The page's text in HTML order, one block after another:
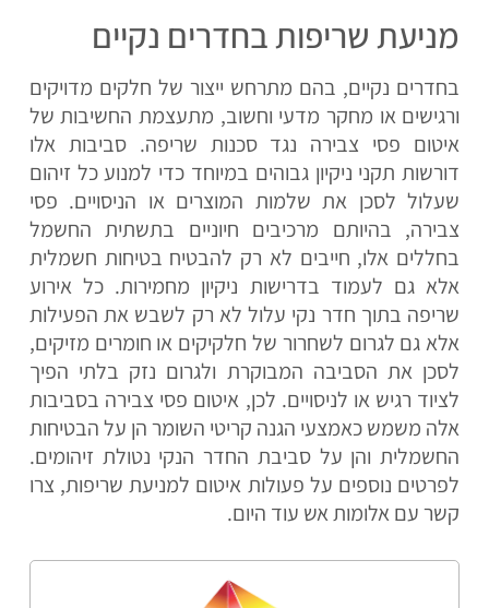
מניעת שריפות בחדרים נקיים
בחדרים נקיים, בהם מתרחש ייצור של חלקים מדויקים
ורגישים או מחקר מדעי וחשוב, מתעצמת החשיבות של
איטום פסי צבירה נגד סכנות שריפה. סביבות אלו
דורשות תקני ניקיון גבוהים במיוחד כדי למנוע כל זיהום
שעלול לסכן את שלמות המוצרים או הניסויים. פסי
צבירה, בהיותם מרכיבים חיוניים בתשתית החשמל
בחללים אלו, חייבים לא רק להבטיח בטיחות חשמלית
אלא גם לעמוד בדרישות ניקיון מחמירות. כל אירוע
שריפה בתוך חדר נקי עלול לא רק לשבש את הפעילות
אלא גם לגרום לשחרור של חלקיקים או חומרים מזיקים,
לסכן את הסביבה המבוקרת ולגרום נזק בלתי הפיך
לציוד רגיש או לניסויים. לכן, איטום פסי צבירה בסביבות
אלה משמש כאמצעי הגנה קריטי השומר הן על הבטיחות
החשמלית והן על סביבת החדר הנקי נטולת זיהומים.
לפרטים נוספים על פעולות איטום למניעת שריפות, צרו
קשר עם אלומות אש עוד היום.